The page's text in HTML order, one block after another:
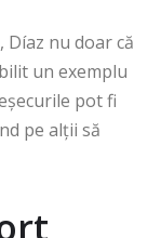
nu doar că
un exemplu
pot fi
pe alții să